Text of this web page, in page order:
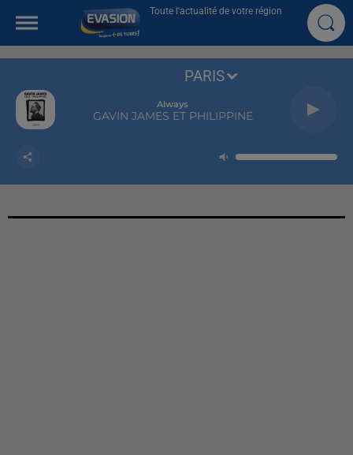
Toute l'actualité de votre région
Always
GAVIN JAMES ET PHILIPPINE
PARIS